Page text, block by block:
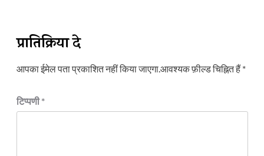
प्रातिक्रिया दे
आपका ईमेल पता प्रकाशित नहीं किया जाएगा.आवश्यक फ़ील्ड चिह्नित हैं*
टिप्पणी*